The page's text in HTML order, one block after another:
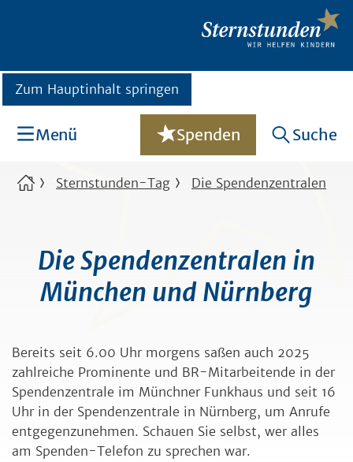
Zum Hauptinhalt springen
Menü Spenden Suche
Sternstunden-Tag Die Spendenzentralen
Die Spendenzentralen in
München und Nürnberg
Bereits seit 6.00 Uhr morgens saßen auch 2025
zahlreiche Prominente und BR-Mitarbeitende in der
Spendenzentrale im Münchner Funkhaus und seit 16
Uhr in der Spendenzentrale in Nürnberg, um Anrufe
entgegenzunehmen. Schauen Sie selbst, wer alles
am Spenden-Telefon zu sprechen war.